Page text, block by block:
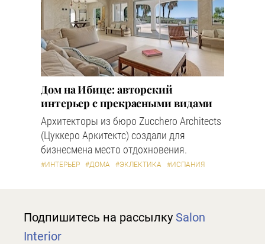
Дом на Ибице: авторский
интерьер с прекрасными видами
Архитекторы из бюро Zucchero Architects
(Цуккеро Аркитектс) создали для
бизнесмена место отдохновения.
#ИНТЕРЬЕР #ДОМА #ЭКЛЕКТИКА #ИСПАНИЯ
Подпишитесь на рассылку Salon
Interior